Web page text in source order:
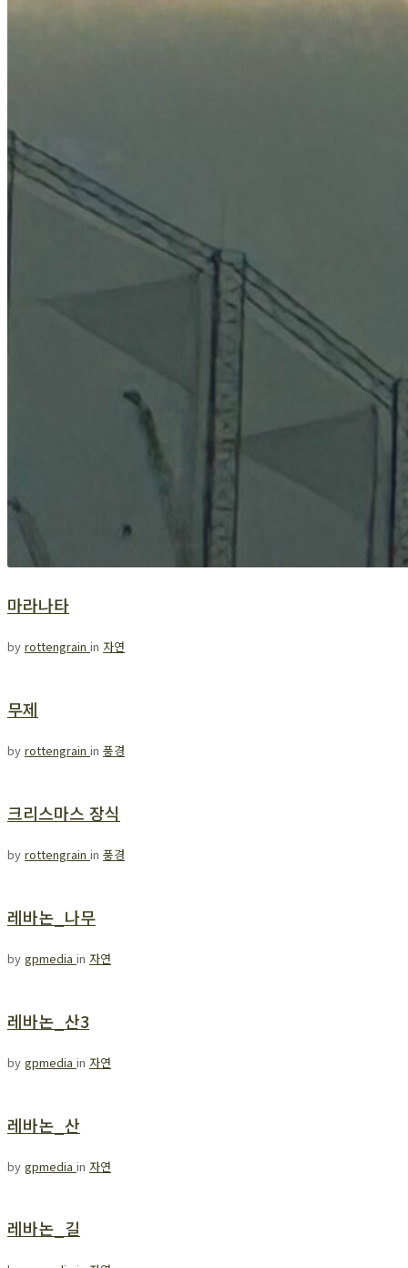
마라나타
by rottengrain in 자연
무제
by rottengrain in 풍경
크리스마스 장식
by rottengrain in 풍경
레바논_나무
by gpmedia in 자연
레바논_산3
by gpmedia in 자연
레바논_산
by gpmedia in 자연
레바논_길